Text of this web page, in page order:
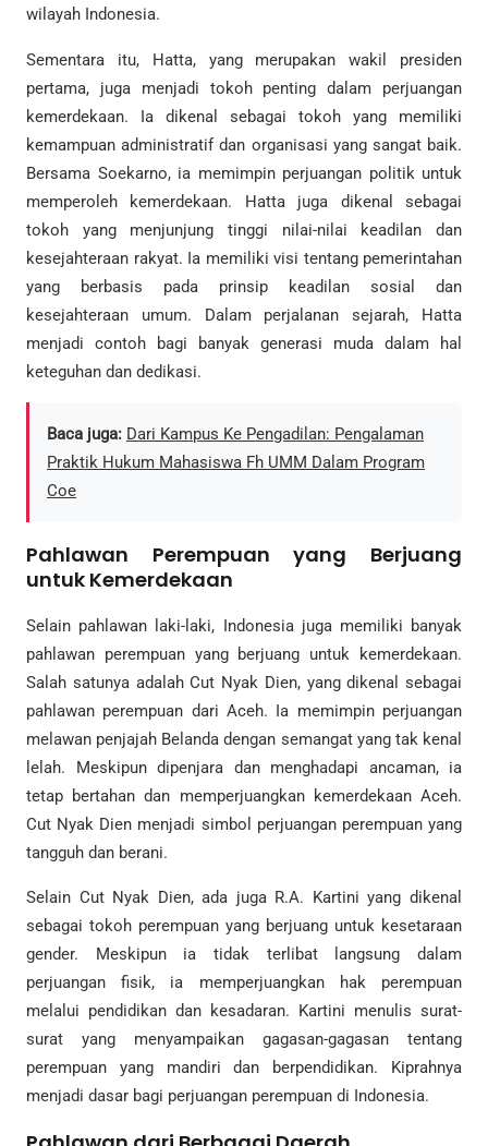
wilayah Indonesia.
Sementara itu, Hatta, yang merupakan wakil presiden
pertama, juga menjadi tokoh penting dalam perjuangan
kemerdekaan. Ia dikenal sebagai tokoh yang memiliki
kemampuan administratif dan organisasi yang sangat baik.
Bersama Soekarno, ia memimpin perjuangan politik untuk
memperoleh kemerdekaan. Hatta juga dikenal sebagai
tokoh yang menjunjung tinggi nilai-nilai keadilan dan
kesejahteraan rakyat. Ia memiliki visi tentang pemerintahan
yang berbasis pada prinsip keadilan sosial dan
kesejahteraan umum. Dalam perjalanan sejarah, Hatta
menjadi contoh bagi banyak generasi muda dalam hal
keteguhan dan dedikasi.
Baca juga: Dari Kampus Ke Pengadilan: Pengalaman
Praktik Hukum Mahasiswa Fh UMM Dalam Program
Coe
Pahlawan Perempuan yang Berjuang
untuk Kemerdekaan
Selain pahlawan laki-laki, Indonesia juga memiliki banyak
pahlawan perempuan yang berjuang untuk kemerdekaan.
Salah satunya adalah Cut Nyak Dien, yang dikenal sebagai
pahlawan perempuan dari Aceh. Ia memimpin perjuangan
melawan penjajah Belanda dengan semangat yang tak kenal
lelah. Meskipun dipenjara dan menghadapi ancaman, ia
tetap bertahan dan memperjuangkan kemerdekaan Aceh.
Cut Nyak Dien menjadi simbol perjuangan perempuan yang
tangguh dan berani.
Selain Cut Nyak Dien, ada juga R.A. Kartini yang dikenal
sebagai tokoh perempuan yang berjuang untuk kesetaraan
gender. Meskipun ia tidak terlibat langsung dalam
perjuangan fisik, ia memperjuangkan hak perempuan
melalui pendidikan dan kesadaran. Kartini menulis surat-
surat yang menyampaikan gagasan-gagasan tentang
perempuan yang mandiri dan berpendidikan. Kiprahnya
menjadi dasar bagi perjuangan perempuan di Indonesia.